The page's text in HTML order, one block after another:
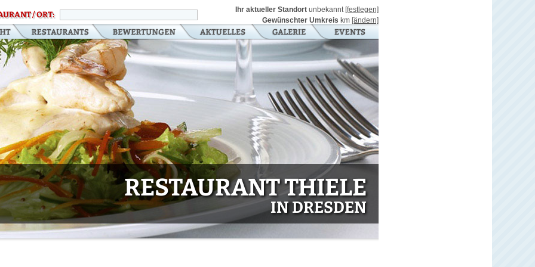
/ ORT:
Ihr aktueller Standort unbekannt [festlegen]
Gewünschter Umkreis km [ändern]
RESTAURANT THIELE
IN DRESDEN